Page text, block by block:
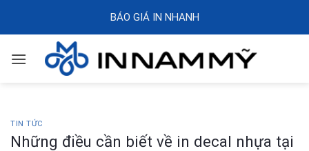
BÁO GIÁ IN NHANH
TIN TỨC
Những điều cần biết về in decal nhựa tại